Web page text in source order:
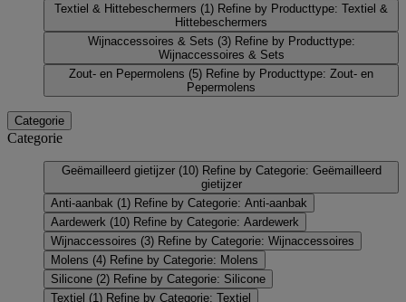
Textiel & Hittebeschermers (1) Refine by Producttype: Textiel &
Hittebeschermers
Wijnaccessoires & Sets (3) Refine by Producttype:
Wijnaccessoires & Sets
Zout- en Pepermolens (5) Refine by Producttype: Zout- en
Pepermolens
Categorie
Categorie
Geëmailleerd gietijzer (10) Refine by Categorie: Geëmailleerd
gietijzer
Anti-aanbak (1) Refine by Categorie: Anti-aanbak
Aardewerk (10) Refine by Categorie: Aardewerk
Wijnaccessoires (3) Refine by Categorie: Wijnaccessoires
Molens (4) Refine by Categorie: Molens
Silicone (2) Refine by Categorie: Silicone
Textiel (1) Refine by Categorie: Textiel